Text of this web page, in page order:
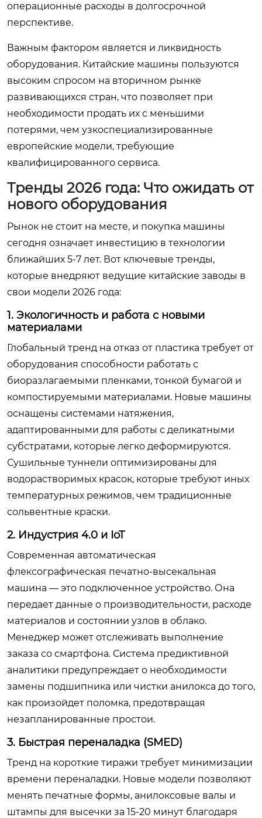
операционные расходы в долгосрочной
перспективе.
Важным фактором является и ликвидность
оборудования. Китайские машины пользуются
высоким спросом на вторичном рынке
развивающихся стран, что позволяет при
необходимости продать их с меньшими
потерями, чем узкоспециализированные
европейские модели, требующие
квалифицированного сервиса.
Тренды 2026 года: Что ожидать от
нового оборудования
Рынок не стоит на месте, и покупка машины
сегодня означает инвестицию в технологии
ближайших 5-7 лет. Вот ключевые тренды,
которые внедряют ведущие китайские заводы в
свои модели 2026 года:
1. Экологичность и работа с новыми
материалами
Глобальный тренд на отказ от пластика требует от
оборудования способности работать с
биоразлагаемыми пленками, тонкой бумагой и
компостируемыми материалами. Новые машины
оснащены системами натяжения,
адаптированными для работы с деликатными
субстратами, которые легко деформируются.
Сушильные туннели оптимизированы для
водорастворимых красок, которые требуют иных
температурных режимов, чем традиционные
сольвентные краски.
2. Индустрия 4.0 и IoT
Современная автоматическая
флексографическая печатно-высекальная
машина — это подключенное устройство. Она
передает данные о производительности, расходе
материалов и состоянии узлов в облако.
Менеджер может отслеживать выполнение
заказа со смартфона. Система предиктивной
аналитики предупреждает о необходимости
замены подшипника или чистки анилокса до того,
как произойдет поломка, предотвращая
незапланированные простои.
3. Быстрая переналадка (SMED)
Тренд на короткие тиражи требует минимизации
времени переналадки. Новые модели позволяют
менять печатные формы, анилоксовые валы и
штампы для высечки за 15-20 минут благодаря